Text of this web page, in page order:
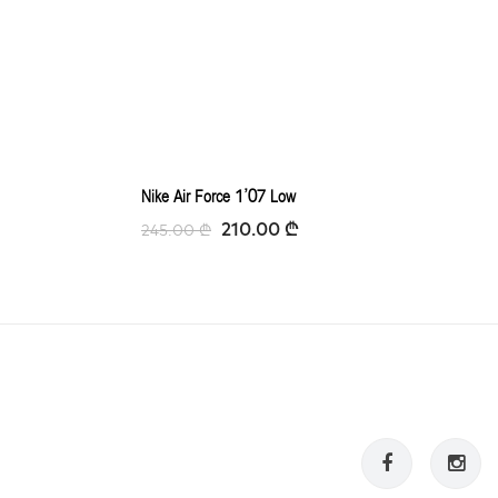
Nike Air Force 1’07 Low
245.00₾ 210.00 ₾